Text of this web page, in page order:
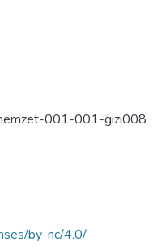
001-001-gizi008
by-nc/4.0/